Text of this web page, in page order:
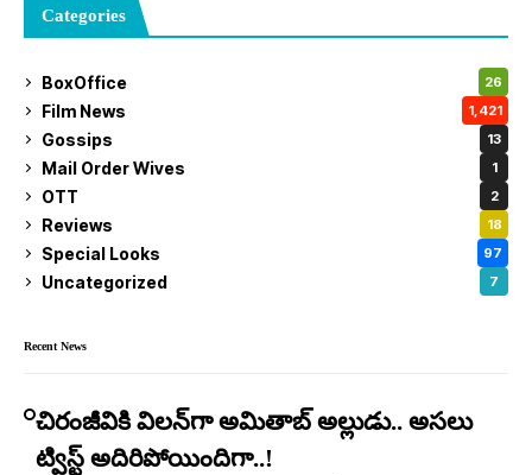
Categories
BoxOffice 26
Film News 1,421
Gossips 13
Mail Order Wives 1
OTT 2
Reviews 18
Special Looks 97
Uncategorized 7
Recent News
చిరంజీవికి విలన్‌గా అమితాబ్ అల్లుడు.. అసలు
ట్విస్ట్ అదిరిపోయిందిగా..!